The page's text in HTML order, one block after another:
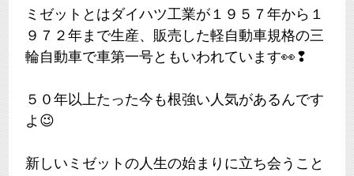
ミゼットとはダイハツ工業が１９５７年から１
９７２年まで生産、販売した軽自動車規格の三
輪自動車で車第一号ともいわれています👀❢
５０年以上たった今も根強い人気があるんです
よ😉
新しいミゼットの人生の始まりに立ち会うこと